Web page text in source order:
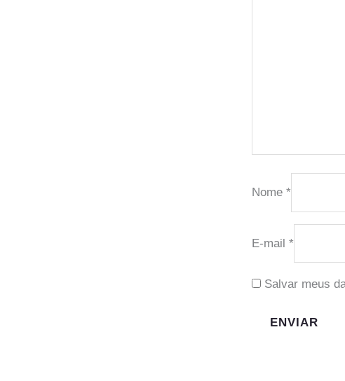
Nome *
E-mail *
Salvar meus